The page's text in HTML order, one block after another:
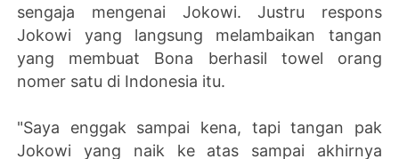
sengaja mengenai Jokowi. Justru respons
Jokowi yang langsung melambaikan tangan
yang membuat Bona berhasil towel orang
nomer satu di Indonesia itu.
"Saya enggak sampai kena, tapi tangan pak
Jokowi yang naik ke atas sampai akhirnya